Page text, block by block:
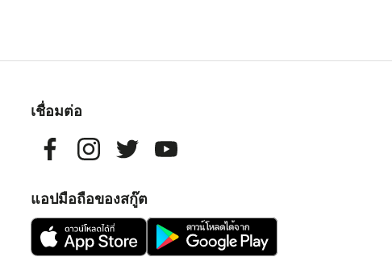
เชื่อมต่อ
แอปมือถือของสกู๊ต